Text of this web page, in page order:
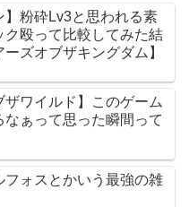
】粉砕Lv3と思われる素
ク殴って比較してみた結
ズオブザキングダム】
ザワイルド】このゲーム
なぁって思った瞬間って
フォスとかいう最強の雑